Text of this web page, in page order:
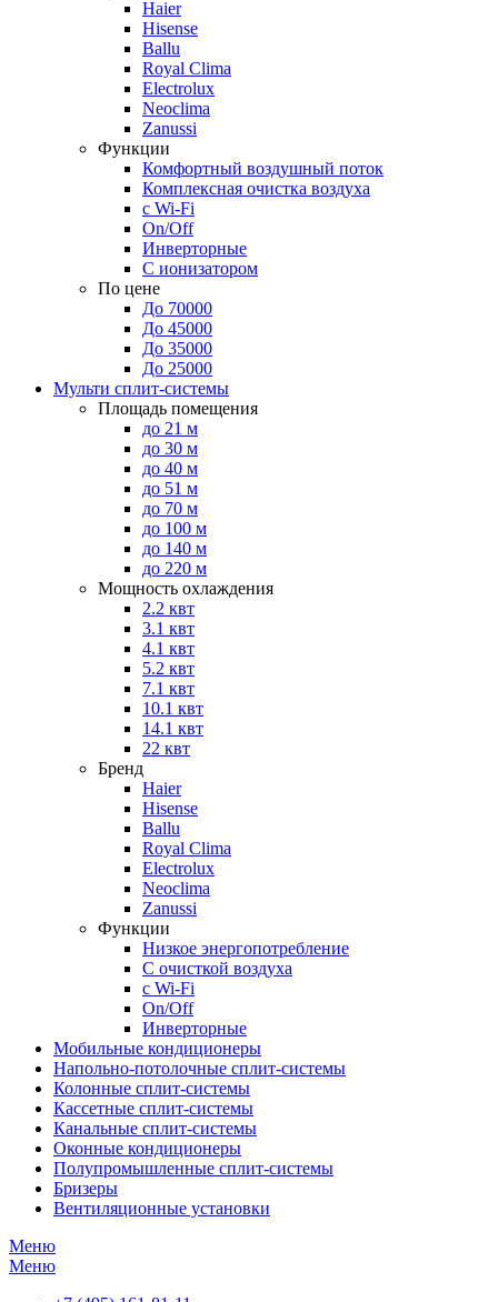
Haier
Hisense
Ballu
Royal Clima
Electrolux
Neoclima
Zanussi
Функции
Комфортный воздушный поток
Комплексная очистка воздуха
с Wi-Fi
On/Off
Инверторные
С ионизатором
По цене
До 70000
До 45000
До 35000
До 25000
Мульти сплит-системы
Площадь помещения
до 21 м
до 30 м
до 40 м
до 51 м
до 70 м
до 100 м
до 140 м
до 220 м
Мощность охлаждения
2.2 квт
3.1 квт
4.1 квт
5.2 квт
7.1 квт
10.1 квт
14.1 квт
22 квт
Бренд
Haier
Hisense
Ballu
Royal Clima
Electrolux
Neoclima
Zanussi
Функции
Низкое энергопотребление
С очисткой воздуха
с Wi-Fi
On/Off
Инверторные
Мобильные кондиционеры
Напольно-потолоч​ные ​сплит-системы
Колонные ​​сплит-системы
Кассетные сплит-системы
Канальные сплит-системы
Оконные кондиционеры
Полупромышленные сплит-системы
Бризеры
Вентиляционные установки
Меню
Меню